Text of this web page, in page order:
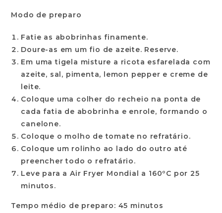
Modo de preparo
Fatie as abobrinhas finamente.
Doure-as em um fio de azeite. Reserve.
Em uma tigela misture a ricota esfarelada com
azeite, sal, pimenta, lemon pepper e creme de
leite.
Coloque uma colher do recheio na ponta de
cada fatia de abobrinha e enrole, formando o
canelone.
Coloque o molho de tomate no refratário.
Coloque um rolinho ao lado do outro até
preencher todo o refratário.
Leve para aAir Fryer Mondial a 160ºC por 25
minutos.
Tempo médio de preparo: 45 minutos